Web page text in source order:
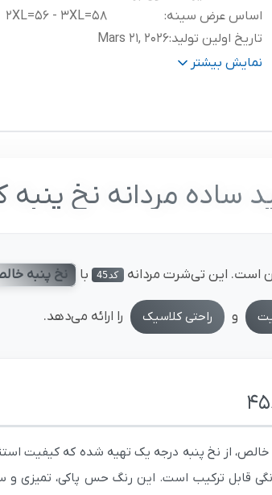
اساس عرض سینه:
2XL=56 - 3XL=58
تاریخ اولین تولید:
Mars 21, 2026
سایز مدل:
L
بندی:
ounces
نمایش بیشتر
مردانه نخ پنبه
است. این تی‌شرت مردانه کد45 با نخ پنبه
و راحتی کلاسیک را ارائه می‌دهد.
از نخ پنبه درجه یک تهیه شده که کیفیت
قابل ترکیب است. این رنگ حس پاکی، تمیزی و